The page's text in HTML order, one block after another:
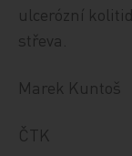
ulcerózní
střeva.
Marek Kuntoš
ČTK